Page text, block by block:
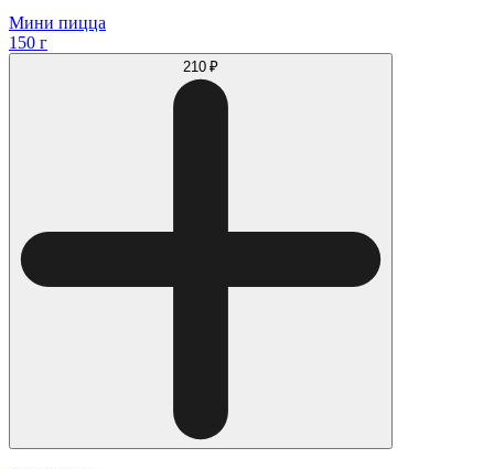
Мини пицца
150 г
210 ₽